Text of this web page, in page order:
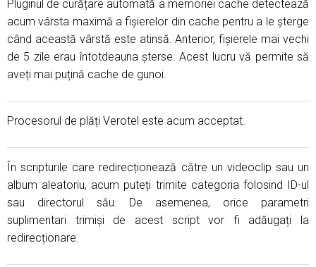
Pluginul de curățare automată a memoriei cache detectează
acum vârsta maximă a fișierelor din cache pentru a le șterge
când această vârstă este atinsă. Anterior, fișierele mai vechi
de 5 zile erau întotdeauna șterse. Acest lucru vă permite să
aveți mai puțină cache de gunoi.
Procesorul de plăți Verotel este acum acceptat.
În scripturile care redirecționează către un videoclip sau un
album aleatoriu, acum puteți trimite categoria folosind ID-ul
sau directorul său. De asemenea, orice parametri
suplimentari trimiși de acest script vor fi adăugați la
redirecționare.